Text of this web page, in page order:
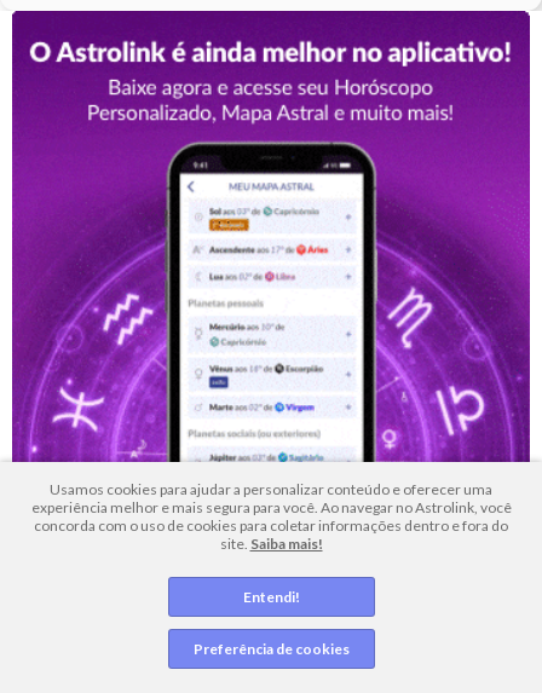
Usamos cookies para ajudar a personalizar conteúdo e oferecer uma
experiência melhor e mais segura para você. Ao navegar no Astrolink, você
concorda com o uso de cookies para coletar informações dentro e fora do
site. Saiba mais!
Entendi!
Preferência de cookies
Mapa Astral
Artigos relacionados